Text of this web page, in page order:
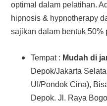
optimal dalam pelatihan.
hipnosis & hypnotherapy
sajikan dalam bentuk 50%
Tempat : Mudah di
Depok/Jakarta
UI/Pondok Cina),
Depok. Jl. Raya